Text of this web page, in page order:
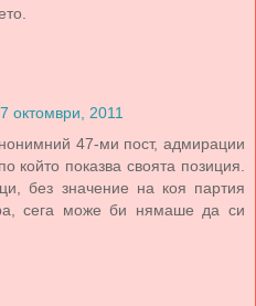
октомври, 2011
47-ми пост, адмирации
който показва своята позиция.
без значение на коя партия
сега може би нямаше да си